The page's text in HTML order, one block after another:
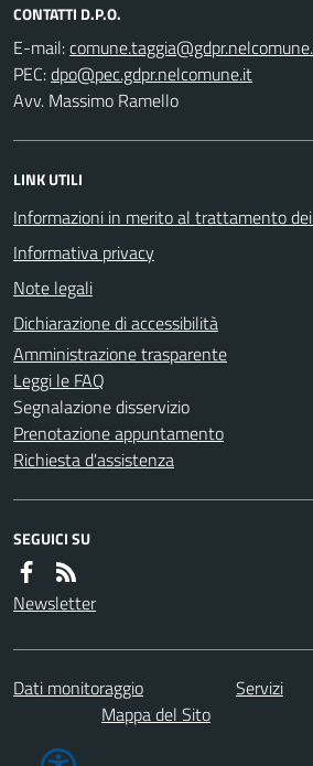
CONTATTI D.P.O.
E-mail:
PEC:
Avv. Massimo Ramello
LINK UTILI
Informazioni in merito al trattamento
Informativa privacy
Note legali
Dichiarazione di accessibilità
Amministrazione trasparente
Leggi le FAQ
Segnalazione disservizio
Prenotazione appuntamento
Richiesta d'assistenza
SEGUICI SU
Newsletter
Dati monitoraggio Servizi
Mappa del Sito